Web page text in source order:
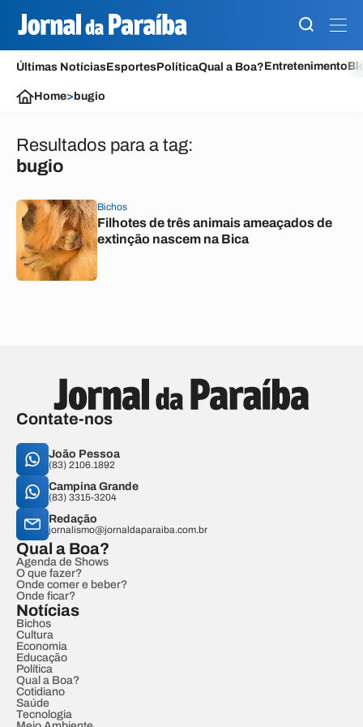
Últimas NotíciasEsportesPolíticaQual a Boa?Entretenimento
Home> bugio
Resultados para a tag:
bugio
Bichos
Filhotes de três animais ameaçados de
extinção nascem na Bica
Contate-nos
João Pessoa
(83) 2106.1892
Campina Grande
(83) 3315-3204
Redação
jornalismo@jornaldaparaiba.com.br
Qual a Boa?
Agenda de Shows
O que fazer?
Onde comer e beber?
Onde ficar?
Notícias
Bichos
Cultura
Economia
Educação
Política
Qual a Boa?
Cotidiano
Saúde
Tecnologia